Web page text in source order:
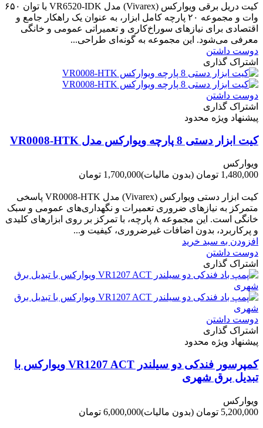
کیت دریل برقی ویوارکس (Vivarex) مدل VR6520-IDK با توان ۶۵۰
وات و مجموعه ۲۰ پارچه کامل ابزار، به عنوان یک راهکار جامع و
اقتصادی برای نیازهای سوراخ‌کاری و تعمیراتی عمومی و خانگی
معرفی می‌شود. این مجموعه به گونه‌ای طراحی...
دوست داشتن
اشتراک گذاری
دوست داشتن
اشتراک گذاری
پیشنهاد ویژه محدود
کیت ابزار دستی 8 پارچه ویوارکس مدل VR0008-HTK
ویوارکس
1,480,000 تومان
(بدون مالیات)1,700,000 تومان
کیت ابزار دستی ویوارکس (Vivarex) مدل VR0008-HTK پاسخی
متمرکز به نیازهای ضروری تعمیرات و نگهداری‌های عمومی و سبک
خانگی است. این مجموعه ۸ پارچه، با تمرکز بر روی ابزارهای کلیدی
و پرکاربرد، بدون اضافات غیرضروری، کیفیت و...
افزودن به سبد خرید
دوست داشتن
اشتراک گذاری
دوست داشتن
اشتراک گذاری
پیشنهاد ویژه محدود
کمپرسور فندکی دو سیلندر VR1207 ACT ویوارکس با
تبدیل برق شهری
ویوارکس
5,200,000 تومان
(بدون مالیات)6,000,000 تومان